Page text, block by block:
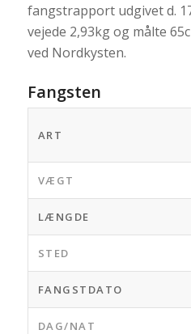
fangstrapport udgivet d.
vejede 2,93kg og målte
ved Nordkysten.
Fangsten
ART
VÆGT
LÆNGDE
STED
FANGSTDATO
DAG/NAT